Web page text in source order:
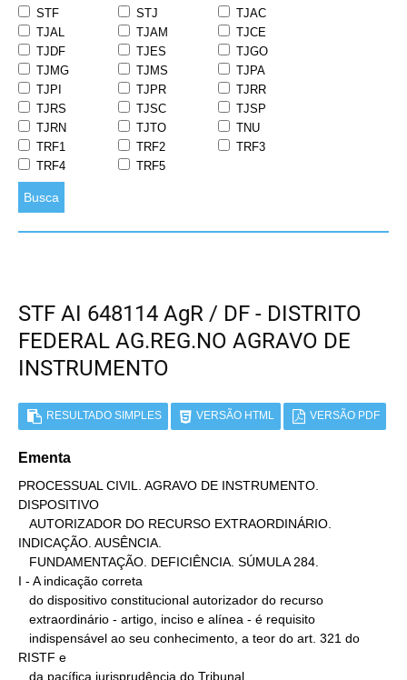
STF STJ
TJAC
TJAL
TJAM
TJCE
TJDF
TJES
TJGO
TJMG
TJMS
TJPA
TJPI
TJPR
TJRR
TJRS
TJSC
TJSP
TJRN
TJTO
TNU
TRF1
TRF2
TRF3
TRF4
TRF5
Busca
STF AI 648114 AgR / DF - DISTRITO
FEDERAL AG.REG.NO AGRAVO DE
INSTRUMENTO
RESULTADO SIMPLES VERSÃO HTML VERSÃO PDF
Ementa
PROCESSUAL CIVIL. AGRAVO DE INSTRUMENTO.
DISPOSITIVO
INDICAÇÃO. AUSÊNCIA.
I - A indicação correta
RISTF e